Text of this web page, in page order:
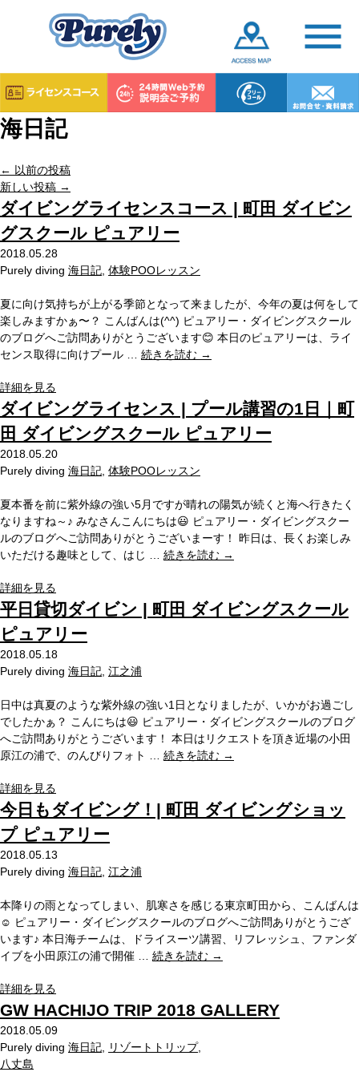
海日記
← 以前の投稿
新しい投稿 →
ダイビングライセンスコース | 町田 ダイビン
グスクール ピュアリー
2018.05.28
Purely diving 海日記 体験POOレッスン
夏に向け気持ちが上がる季節となって来ましたが、今年の夏は何をして
楽しみますかぁ〜？ こんばんは(^^) ピュアリー・ダイビングスクール
のブログへご訪問ありがとうございます😊 本日のピュアリーは、ライ
センス取得に向けプール … 続きを読む →
詳細を見る
ダイビングライセンス | プール講習の1日｜町
田 ダイビングスクール ピュアリー
2018.05.20
Purely diving 海日記 体験POOレッスン
夏本番を前に紫外線の強い5月ですが晴れの陽気が続くと海へ行きたく
なりますね～♪ みなさんこんにちは😃 ピュアリー・ダイビングスクー
ルのブログへご訪問ありがとうございまーす！ 昨日は、長くお楽しみ
いただける趣味として、はじ … 続きを読む →
詳細を見る
平日貸切ダイビン | 町田 ダイビングスクール
ピュアリー
2018.05.18
Purely diving 海日記 江之浦
日中は真夏のような紫外線の強い1日となりましたが、いかがお過ごし
でしたかぁ？ こんにちは😃 ピュアリー・ダイビングスクールのブログ
へご訪問ありがとうございます！ 本日はリクエストを頂き近場の小田
原江の浦で、のんびりフォト … 続きを読む →
詳細を見る
今日もダイビング！| 町田 ダイビングショッ
プ ピュアリー
2018.05.13
Purely diving 海日記 江之浦
本降りの雨となってしまい、肌寒さを感じる東京町田から、こんばんは
☺︎ ピュアリー・ダイビングスクールのブログへご訪問ありがとうござ
います♪ 本日海チームは、ドライスーツ講習、リフレッシュ、ファンダ
イブを小田原江の浦で開催 … 続きを読む →
詳細を見る
GW HACHIJO TRIP 2018 GALLERY
2018.05.09
Purely diving 海日記 リゾートトリップ,
八丈島